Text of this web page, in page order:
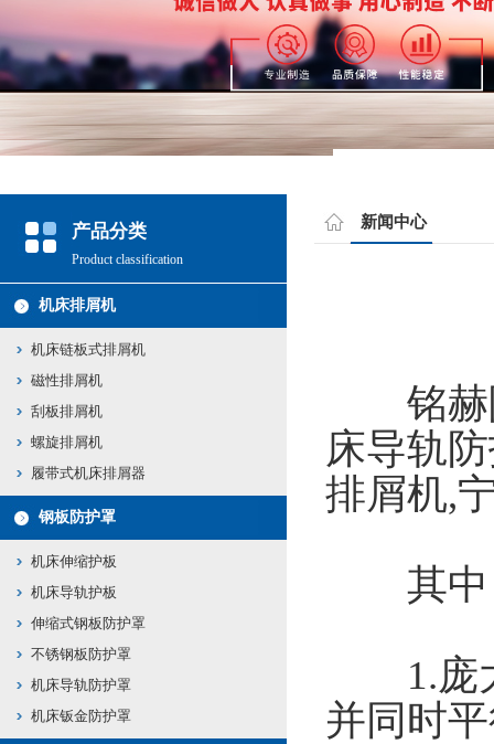
产品分类
Product classification
机床排屑机
机床链板式排屑机
磁性排屑机
刮板排屑机
螺旋排屑机
履带式机床排屑器
钢板防护罩
机床伸缩护板
机床导轨护板
伸缩式钢板防护罩
不锈钢板防护罩
机床导轨防护罩
机床钣金防护罩
新闻中心
铭赫
床导轨
排屑机,
其中
1.庞大
并同时